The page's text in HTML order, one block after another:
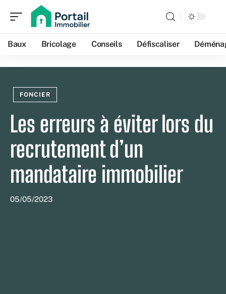
Baux Bricolage Conseils Défiscaliser
FONCIER
Les erreurs à éviter lors du
recrutement d’un
mandataire immobilier
05/05/2023